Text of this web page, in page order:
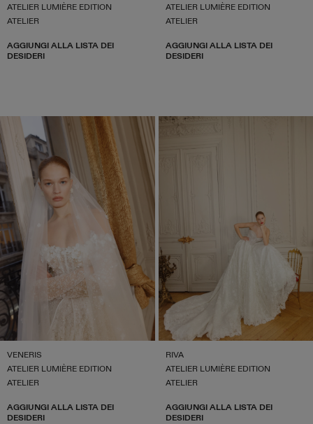
ATELIER LUMIÈRE EDITION
ATELIER
AGGIUNGI ALLA LISTA DEI
DESIDERI
ATELIER LUMIÈRE EDITION
ATELIER
AGGIUNGI ALLA LISTA DEI
DESIDERI
VENERIS
ATELIER LUMIÈRE EDITION
ATELIER
AGGIUNGI ALLA LISTA DEI
DESIDERI
RIVA
ATELIER LUMIÈRE EDITION
ATELIER
AGGIUNGI ALLA LISTA DEI
DESIDERI